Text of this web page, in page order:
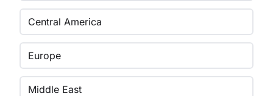
Central America
Europe
Middle East